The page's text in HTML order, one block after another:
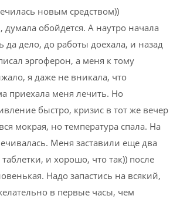
новым средством))
обойдется. А наутро начала
да дело, до работы доехала, и назад
эргоферон, а меня к тому
я даже не вникала, что
приехала меня лечить. Но
быстро, кризис в тот же вечер
мокрая, но температура спала. На
Меня заставили еще два
и хорошо, что так)) после
Надо запастись на всякий,
в первые часы, чем